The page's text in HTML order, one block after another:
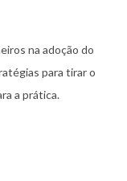
na adoção do
para tirar o
a prática.